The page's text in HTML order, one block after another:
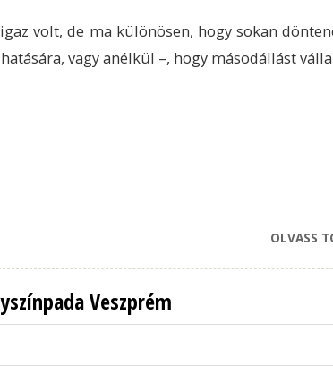
volt, de ma különösen, hogy sokan
vagy anélkül –, hogy másodállást
OLVASS
Veszprém